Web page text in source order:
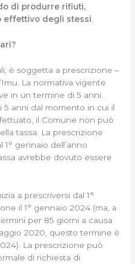
di produrre rifiuti,
effettivo degli stessi.
è soggetta a prescrizione –
La normativa vigente
in un termine di 5 anni.
5 anni dal momento in cui il
il Comune non può
tassa. La prescrizione
gennaio dell’anno
avrebbe dovuto essere
a prescriversi dal 1°
il 1° gennaio 2024 (ma, a
per 85 giorni a causa
2020, questo termine è
La prescrizione può
di richiesta di